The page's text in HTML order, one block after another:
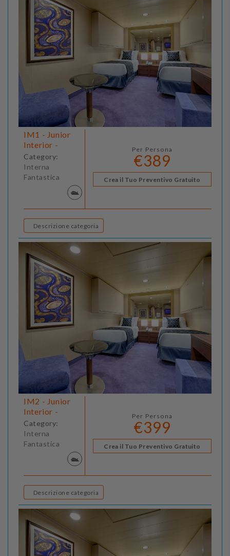
IM1 - Junior
Interior -
Category:
Interna
Fantastica
Per Persona
€389
Crea il Tuo Preventivo Gratuito
Descrizione categoria
IM2 - Junior
Interior -
Category:
Interna
Fantastica
Per Persona
€399
Crea il Tuo Preventivo Gratuito
Descrizione categoria